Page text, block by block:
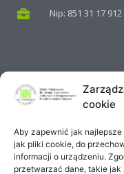
cookie
Aby zapewnić jak
jak pliki cookie, do
informacji o urządzeniu.
przetwarzać dane, takie
Nip: 851 31 17 912
ZNAJDŹ